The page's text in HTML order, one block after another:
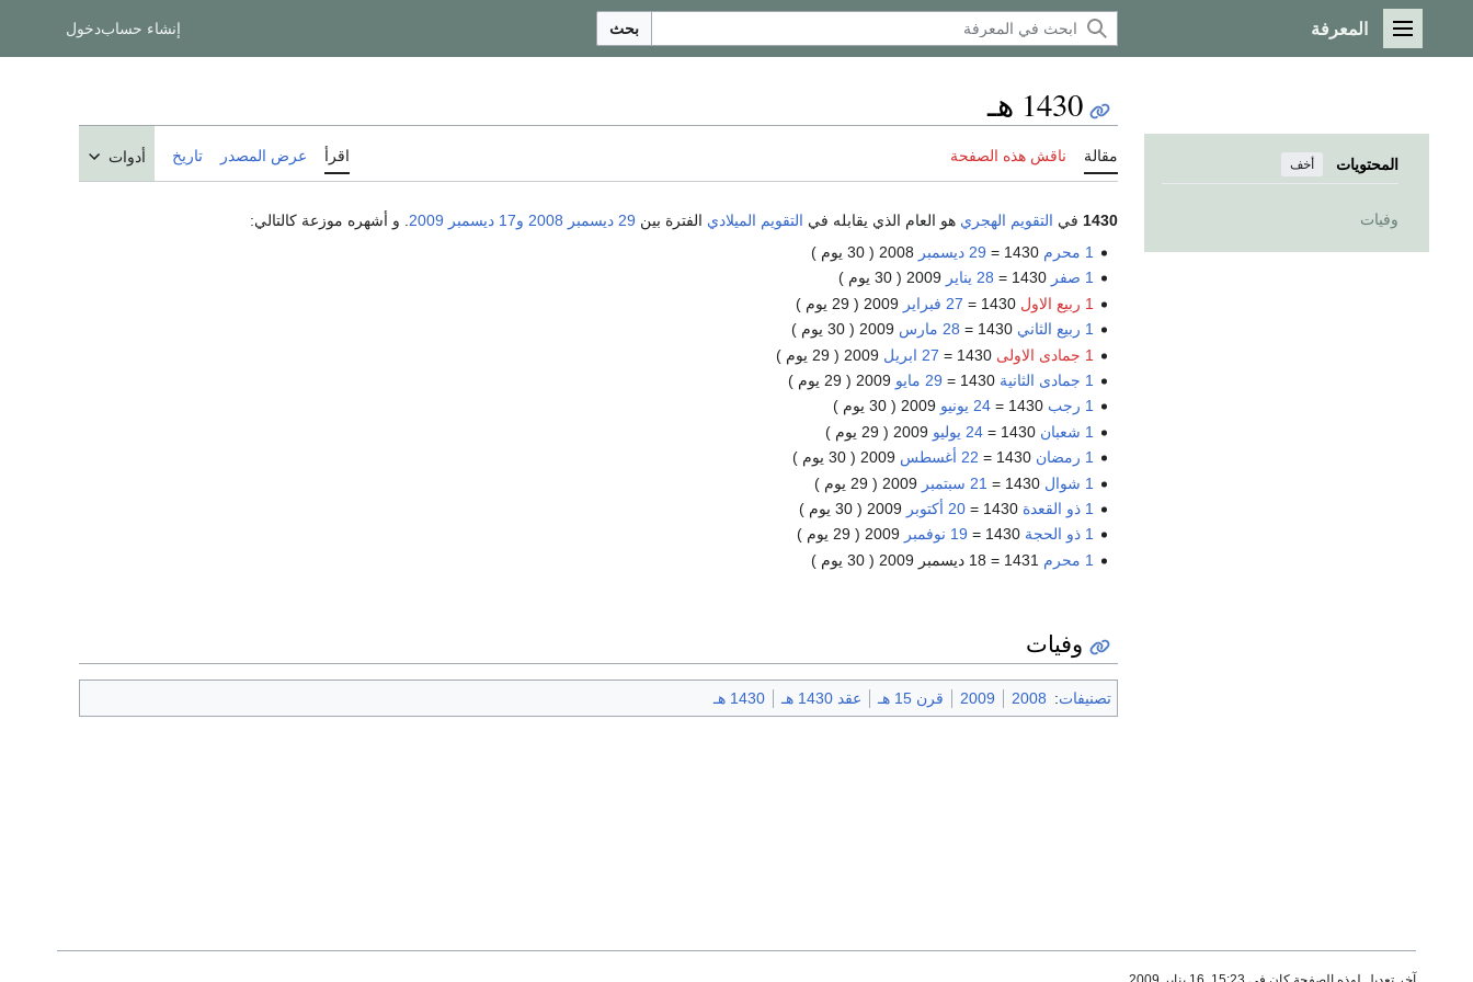
القائمة الرئيسية
المعرفة بحث إنشاء حسابدخول
المحتويات أخف
وفيات
1430 هـ
مقالة ناقش هذه الصفحة اقرأ عرض المصدر تاريخ أدوات
1430 في التقويم الهجري هو العام الذي يقابله في التقويم الميلادي الفترة بين 29 ديسمبر 2008 و17 ديسمبر 2009 . و أشهره موزعة كالتالي:
1 محرم
1430 = 29 ديسمبر
1 صفر
1430 = 28 يناير
2009 ( 30 يوم )
1 ربيع الاول
1430 = 27 فبراير
2009 ( 29 يوم )
1 ربيع الثاني
1430 = 28 مارس
2009 ( 30 يوم )
1 جمادى الاولى
1430 = 27 ابريل
2009 ( 29 يوم )
1 جمادى الثانية
1430 = 29 مايو
2009 ( 29 يوم )
1 رجب
1430 = 24 يونيو
2009 ( 30 يوم )
1 شعبان
1430 = 24 يوليو
2009 ( 29 يوم )
1 رمضان
1430 = 22 أغسطس
2009 ( 30 يوم )
1 شوال
1430 = 21 سبتمبر
2009 ( 29 يوم )
1 ذو القعدة
1430 = 20 أكتوبر
2009 ( 30 يوم )
1 ذو الحجة
1430 = 19 نوفمبر
2009 ( 29 يوم )
1 محرم
وفيات
تصنيفات:
2008
2009 قرن 15 هـ عقد 1430 هـ 1430 هـ